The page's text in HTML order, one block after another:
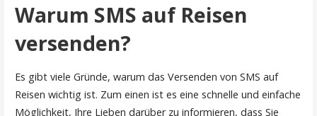
Warum SMS auf Reisen
versenden?
Es gibt viele Gründe, warum das Versenden von SMS auf
Reisen wichtig ist. Zum einen ist es eine schnelle und einfache
Möglichkeit, Ihre Lieben darüber zu informieren, dass Sie